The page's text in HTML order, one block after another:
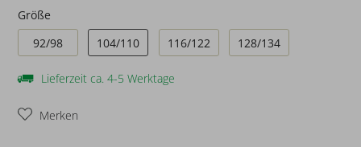
Größe
92/98
104/110 116/122 128/134
Lieferzeit ca. 4-5 Werktage
Merken